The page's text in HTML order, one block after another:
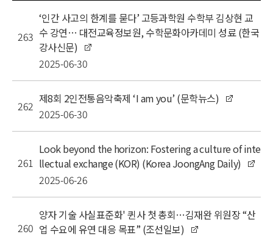
JOBS
사
록
263
‘인간 사고의 한계를 묻다’ 고등과학원 수학부 김상현 교
수 강연… 대전교육정보원, 수학문화아카데미 성료 (한국
강사신문)
2025-06-30
262
제8회 2인전통음악축제 ‘I am you’ (문학뉴스)
2025-06-30
261
Look beyond the horizon: Fostering a culture of inte
llectual exchange (KOR) (Korea JoongAng Daily)
2025-06-26
260
양자 기술 사실표준화' 퀸사 첫 총회…김재완 위원장 “산
업 수요에 유연 대응 목표” (조선일보)